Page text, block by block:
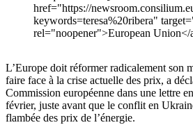
href="https://
keywords=teresa%20ribera"
rel="noopener">European Union</
L’Europe doit réformer radicalement son
faire face à la crise actuelle des prix, a
Commission européenne dans une lettre
février, juste avant que le conflit en
flambée des prix de l’énergie.